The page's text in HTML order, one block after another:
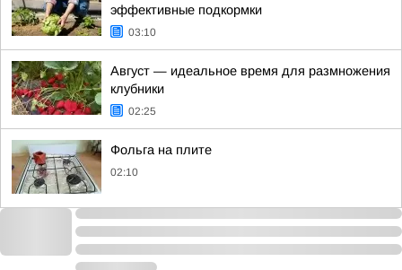
эффективные подкормки
03:10
Август — идеальное время для размножения
клубники
02:25
Фольга на плите
02:10